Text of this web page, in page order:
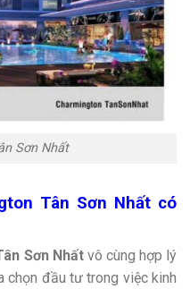
Sơn Nhất
Tân Sơn Nhất có
Sơn Nhất vô cùng hợp lý
chọn đầu tư trong việc kinh